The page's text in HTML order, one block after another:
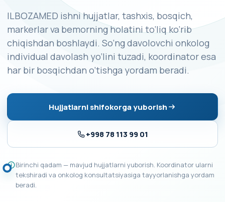
ILBOZAMED ishni hujjatlar, tashxis, bosqich,
markerlar va bemorning holatini to‘liq ko‘rib
chiqishdan boshlaydi. So‘ng davolovchi onkolog
individual davolash yo‘lini tuzadi, koordinator esa
har bir bosqichdan o‘tishga yordam beradi.
Hujjatlarni shifokorga yuborish
+998 78 113 99 01
Birinchi qadam — mavjud hujjatlarni yuborish. Koordinator ularni
tekshiradi va onkolog konsultatsiyasiga tayyorlanishga yordam
beradi.